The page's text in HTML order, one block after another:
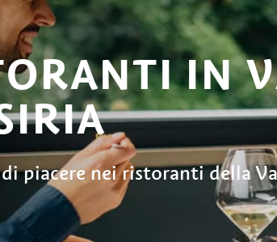
IN
piacere nei ristoranti della